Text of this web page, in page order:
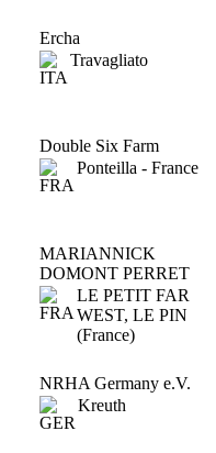
Ercha
Travagliato
Double Six Farm
Ponteilla - France
MARIANNICK
DOMONT PERRET
LE PETIT FAR
WEST, LE PIN
(France)
NRHA Germany e.V.
Kreuth